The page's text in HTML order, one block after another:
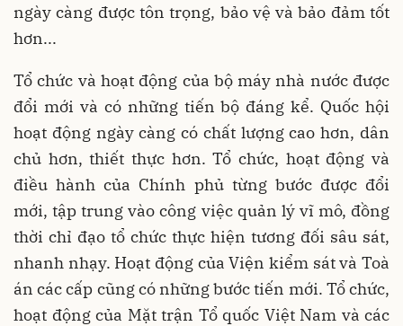
ngày càng được tôn trọng, bảo vệ và bảo đảm tốt
hơn...
Tổ chức và hoạt động của bộ máy nhà nước được
đổi mới và có những tiến bộ đáng kể. Quốc hội
hoạt động ngày càng có chất lượng cao hơn, dân
chủ hơn, thiết thực hơn. Tổ chức, hoạt động và
điều hành của Chính phủ từng bước được đổi
mới, tập trung vào công việc quản lý vĩ mô, đồng
thời chỉ đạo tổ chức thực hiện tương đối sâu sát,
nhanh nhạy. Hoạt động của Viện kiểm sát và Toà
án các cấp cũng có những bước tiến mới. Tổ chức,
hoạt động của Mặt trận Tổ quốc Việt Nam và các